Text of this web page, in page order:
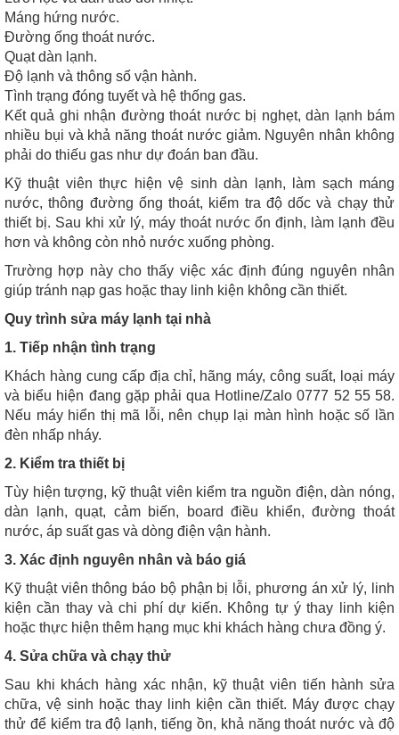
Máng hứng nước.
Đường ống thoát nước.
Quạt dàn lạnh.
Độ lạnh và thông số vận hành.
Tình trạng đóng tuyết và hệ thống gas.
Kết quả ghi nhận đường thoát nước bị nghẹt, dàn lạnh bám
nhiều bụi và khả năng thoát nước giảm. Nguyên nhân không
phải do thiếu gas như dự đoán ban đầu.
Kỹ thuật viên thực hiện vệ sinh dàn lạnh, làm sạch máng
nước, thông đường ống thoát, kiểm tra độ dốc và chạy thử
thiết bị. Sau khi xử lý, máy thoát nước ổn định, làm lạnh đều
hơn và không còn nhỏ nước xuống phòng.
Trường hợp này cho thấy việc xác định đúng nguyên nhân
giúp tránh nạp gas hoặc thay linh kiện không cần thiết.
Quy trình sửa máy lạnh tại nhà
1. Tiếp nhận tình trạng
Khách hàng cung cấp địa chỉ, hãng máy, công suất, loại máy
và biểu hiện đang gặp phải qua Hotline/Zalo 0777 52 55 58.
Nếu máy hiển thị mã lỗi, nên chụp lại màn hình hoặc số lần
đèn nhấp nháy.
2. Kiểm tra thiết bị
Tùy hiện tượng, kỹ thuật viên kiểm tra nguồn điện, dàn nóng,
dàn lạnh, quạt, cảm biến, board điều khiển, đường thoát
nước, áp suất gas và dòng điện vận hành.
3. Xác định nguyên nhân và báo giá
Kỹ thuật viên thông báo bộ phận bị lỗi, phương án xử lý, linh
kiện cần thay và chi phí dự kiến. Không tự ý thay linh kiện
hoặc thực hiện thêm hạng mục khi khách hàng chưa đồng ý.
4. Sửa chữa và chạy thử
Sau khi khách hàng xác nhận, kỹ thuật viên tiến hành sửa
chữa, vệ sinh hoặc thay linh kiện cần thiết. Máy được chạy
thử để kiểm tra độ lạnh, tiếng ồn, khả năng thoát nước và độ